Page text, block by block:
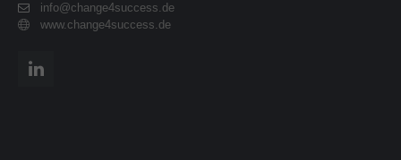
info@change4success.de
www.change4success.de